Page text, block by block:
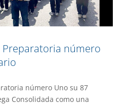
Preparatoria número
número Uno su 87
Consolidada como una